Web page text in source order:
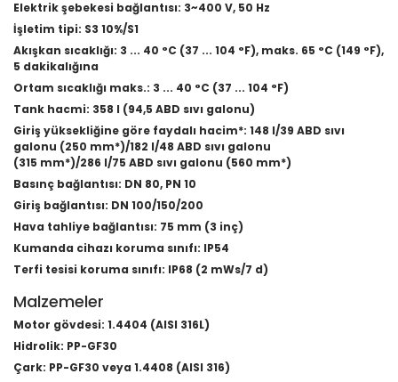
Elektrik şebekesi bağlantısı: 3~400 V, 50 Hz
İşletim tipi: S3 10%/S1
Akışkan sıcaklığı: 3 ... 40 °C (37 ... 104 °F), maks. 65 °C (149 °F),
5 dakikalığına
Ortam sıcaklığı maks.: 3 ... 40 °C (37 ... 104 °F)
Tank hacmi: 358 l (94,5 ABD sıvı galonu)
Giriş yüksekliğine göre faydalı hacim*: 148 l/39 ABD sıvı
galonu (250 mm*)/182 l/48 ABD sıvı galonu
(315 mm*)/286 l/75 ABD sıvı galonu (560 mm*)
Basınç bağlantısı: DN 80, PN 10
Giriş bağlantısı: DN 100/150/200
Hava tahliye bağlantısı: 75 mm (3 inç)
Kumanda cihazı koruma sınıfı: IP54
Terfi tesisi koruma sınıfı: IP68 (2 mWs/7 d)
Malzemeler
Motor gövdesi: 1.4404 (AISI 316L)
Hidrolik: PP-GF30
Çark: PP-GF30 veya 1.4408 (AISI 316)